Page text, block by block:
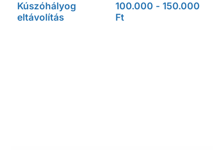
Kúszóhályog
eltávolítás
100.000 - 150.000
Ft